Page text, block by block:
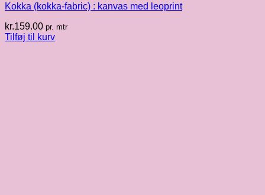
Kokka (kokka-fabric) : kanvas med leoprint
kr.159.00 pr. mtr
Tilføj til kurv